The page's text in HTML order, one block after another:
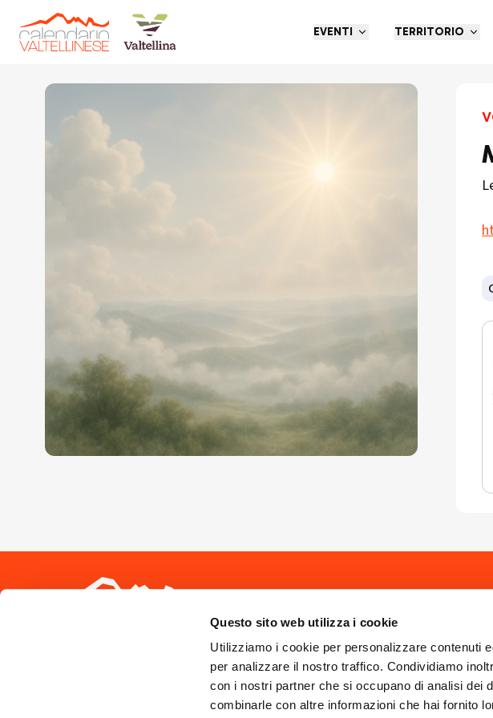
Questo sito web utilizza i cookie
Utilizziamo i cookie per personalizzare contenuti
per analizzare il nostro traffico. Condividiamo
con i nostri partner che si occupano di analisi dei
combinarle con altre informazioni che hai fornito
EVENTI TERRITORIO
Torna indietro
Seguici sui social